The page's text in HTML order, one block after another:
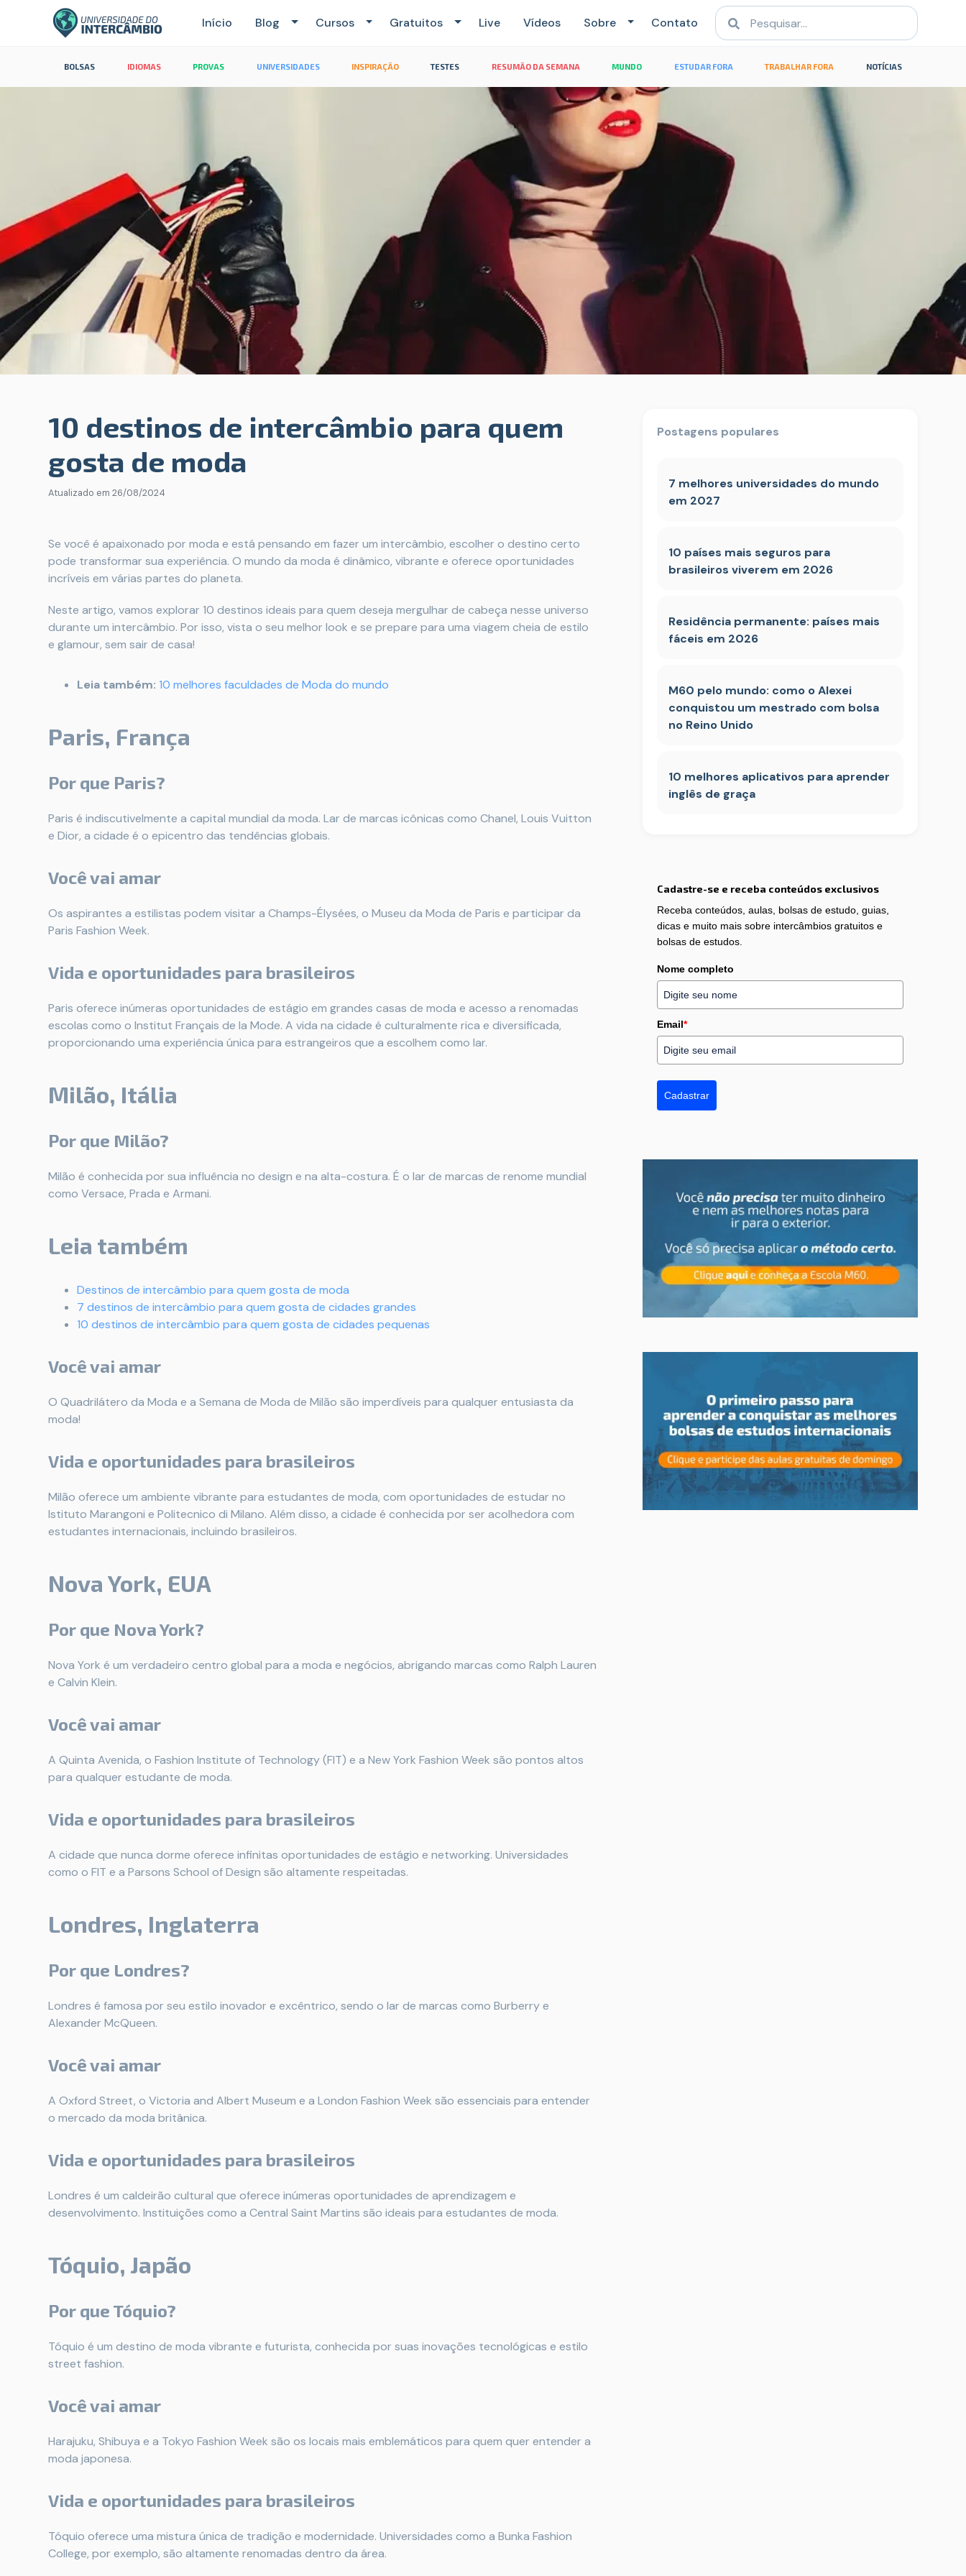
Início Blog Cursos Gratuitos Live Vídeos Sobre Contato
BOLSAS IDIOMAS PROVAS UNIVERSIDADES INSPIRAÇÃO TESTES RESUMÃO DA SEMANA MUNDO ESTUDAR FORA TRABALHAR FORA NOTÍCIAS
10 destinos de intercâmbio para quem
gosta de moda
Atualizado em 26/08/2024
Se você é apaixonado por moda e está pensando em fazer um intercâmbio, escolher o destino certo
pode transformar sua experiência. O mundo da moda é dinâmico, vibrante e oferece oportunidades
incríveis em várias partes do planeta.
Neste artigo, vamos explorar 10 destinos ideais para quem deseja mergulhar de cabeça nesse universo
durante um intercâmbio. Por isso, vista o seu melhor look e se prepare para uma viagem cheia de estilo
e glamour, sem sair de casa!
Leia também: 10 melhores faculdades de Moda do mundo
Paris, França
Por que Paris?
Paris é indiscutivelmente a capital mundial da moda. Lar de marcas icônicas como Chanel, Louis Vuitton
e Dior, a cidade é o epicentro das tendências globais.
Você vai amar
Os aspirantes a estilistas podem visitar a Champs-Élysées, o Museu da Moda de Paris e participar da
Paris Fashion Week.
Vida e oportunidades para brasileiros
Paris oferece inúmeras oportunidades de estágio em grandes casas de moda e acesso a renomadas
escolas como o Institut Français de la Mode. A vida na cidade é culturalmente rica e diversificada,
proporcionando uma experiência única para estrangeiros que a escolhem como lar.
Milão, Itália
Por que Milão?
Milão é conhecida por sua influência no design e na alta-costura. É o lar de marcas de renome mundial
como Versace, Prada e Armani.
Leia também
Destinos de intercâmbio para quem gosta de moda
7 destinos de intercâmbio para quem gosta de cidades grandes
10 destinos de intercâmbio para quem gosta de cidades pequenas
Você vai amar
O Quadrilátero da Moda e a Semana de Moda de Milão são imperdíveis para qualquer entusiasta da
moda!
Vida e oportunidades para brasileiros
Milão oferece um ambiente vibrante para estudantes de moda, com oportunidades de estudar no
Istituto Marangoni e Politecnico di Milano. Além disso, a cidade é conhecida por ser acolhedora com
estudantes internacionais, incluindo brasileiros.
Nova York, EUA
Por que Nova York?
Nova York é um verdadeiro centro global para a moda e negócios, abrigando marcas como Ralph Lauren
e Calvin Klein.
Você vai amar
A Quinta Avenida, o Fashion Institute of Technology (FIT) e a New York Fashion Week são pontos altos
para qualquer estudante de moda.
Vida e oportunidades para brasileiros
A cidade que nunca dorme oferece infinitas oportunidades de estágio e networking. Universidades
como o FIT e a Parsons School of Design são altamente respeitadas.
Londres, Inglaterra
Por que Londres?
Londres é famosa por seu estilo inovador e excêntrico, sendo o lar de marcas como Burberry e
Alexander McQueen.
Você vai amar
A Oxford Street, o Victoria and Albert Museum e a London Fashion Week são essenciais para entender
o mercado da moda britânica.
Vida e oportunidades para brasileiros
Londres é um caldeirão cultural que oferece inúmeras oportunidades de aprendizagem e
desenvolvimento. Instituições como a Central Saint Martins são ideais para estudantes de moda.
Tóquio, Japão
Por que Tóquio?
Tóquio é um destino de moda vibrante e futurista, conhecida por suas inovações tecnológicas e estilo
street fashion.
Você vai amar
Harajuku, Shibuya e a Tokyo Fashion Week são os locais mais emblemáticos para quem quer entender a
moda japonesa.
Vida e oportunidades para brasileiros
Tóquio oferece uma mistura única de tradição e modernidade. Universidades como a Bunka Fashion
College, por exemplo, são altamente renomadas dentro da área.
Postagens populares
7 melhores universidades do mundo
em 2027
10 países mais seguros para
brasileiros viverem em 2026
Residência permanente: países mais
fáceis em 2026
M60 pelo mundo: como o Alexei
conquistou um mestrado com bolsa
no Reino Unido
10 melhores aplicativos para aprender
inglês de graça
Cadastre-se e receba conteúdos exclusivos
Receba conteúdos, aulas, bolsas de estudo, guias,
dicas e muito mais sobre intercâmbios gratuitos e
bolsas de estudos.
Nome completo
Email*
Cadastrar